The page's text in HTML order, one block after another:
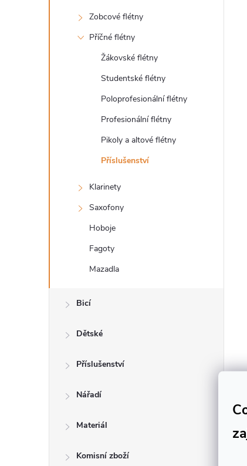
Zobcové flétny
Příčné flétny
Žákovské flétny
Studentské flétny
Poloprofesionální flétny
Profesionální flétny
Pikoly a altové flétny
Příslušenství
Klarinety
Saxofony
Hoboje
Fagoty
Mazadla
Bicí
Dětské
Příslušenství
Nářadí
Materiál
Komisní zboží